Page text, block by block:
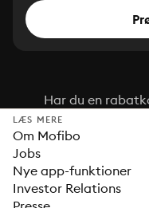
Har du en
LÆS MERE
Om Mofibo
Jobs
Nye app-funktioner
Investor Relations